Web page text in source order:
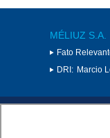
MÉLIUZ S.A.
Fato
DRI: Marcio